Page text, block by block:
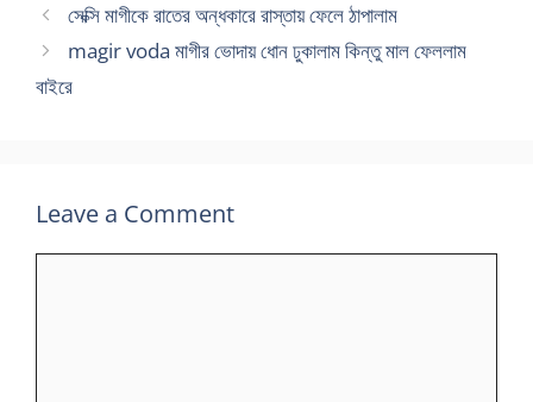
সেক্সি মাগীকে রাতের অন্ধকারে রাস্তায় ফেলে ঠাপালাম
magir voda মাগীর ভোদায় ধোন ঢুকালাম কিন্তু মাল ফেললাম
বাইরে
Leave a Comment